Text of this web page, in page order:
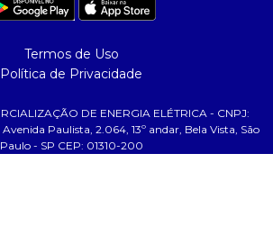
Termos de Uso
Política de Privacidade
DE ENERGIA ELÉTRICA - CNPJ:
Paulista, 2.064, 13º andar, Bela Vista, São
Paulo - SP CEP: 01310-200